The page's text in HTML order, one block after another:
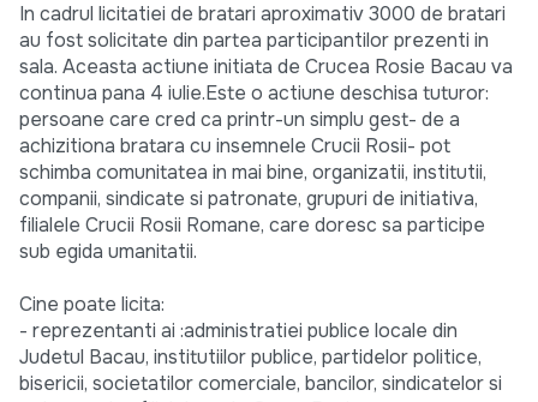
In cadrul licitatiei de bratari aproximativ 3000 de bratari
au fost solicitate din partea participantilor prezenti in
sala. Aceasta actiune initiata de Crucea Rosie Bacau va
continua pana 4 iulie.Este o actiune deschisa tuturor:
persoane care cred ca printr-un simplu gest- de a
achizitiona bratara cu insemnele Crucii Rosii- pot
schimba comunitatea in mai bine, organizatii, institutii,
companii, sindicate si patronate, grupuri de initiativa,
filialele Crucii Rosii Romane, care doresc sa participe
sub egida umanitatii.
Cine poate licita:
- reprezentanti ai :administratiei publice locale din
Judetul Bacau, institutiilor publice, partidelor politice,
bisericii, societatilor comerciale, bancilor, sindicatelor si